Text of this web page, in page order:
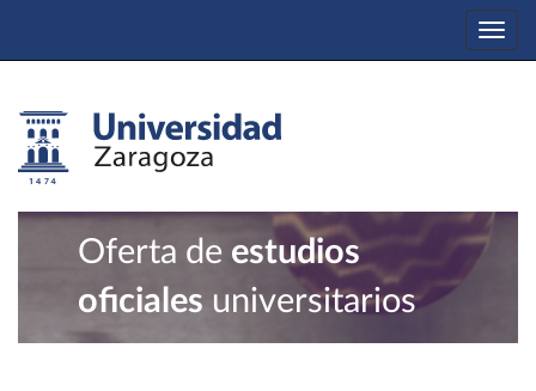
Oferta de estudios
oficiales universitarios